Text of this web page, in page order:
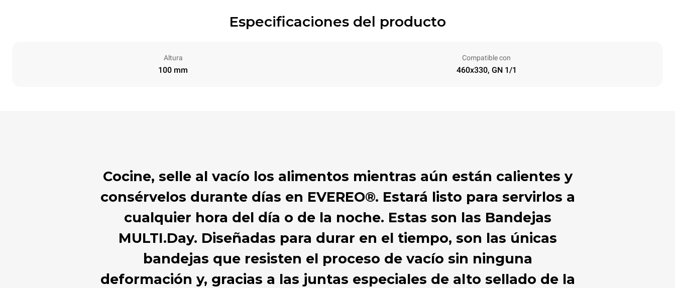
Especificaciones del producto
Altura
100 mm
Compatible con
460x330, GN 1/1
Cocine, selle al vacío los alimentos mientras aún están calientes y
consérvelos durante días en EVEREO®. Estará listo para servirlos a
cualquier hora del día o de la noche. Estas son las Bandejas
MULTI.Day. Diseñadas para durar en el tiempo, son las únicas
bandejas que resisten el proceso de vacío sin ninguna
deformación y, gracias a las juntas especiales de alto sellado de la